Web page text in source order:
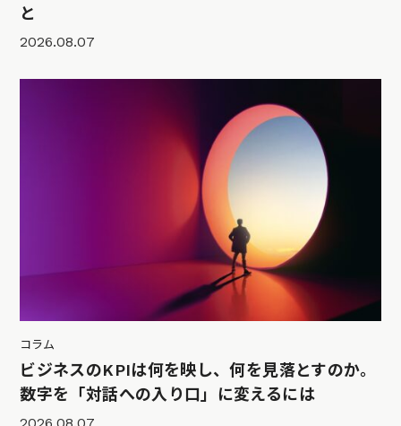
と
2026.08.07
コラム
ビジネスのKPIは何を映し、何を見落とすのか。
数字を「対話への入り口」に変えるには
2026.08.07